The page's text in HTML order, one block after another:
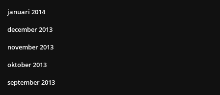
januari 2014
december 2013
november 2013
oktober 2013
september 2013